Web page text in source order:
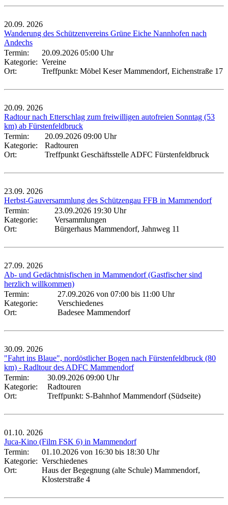
20.09. 2026
Wanderung des Schützenvereins Grüne Eiche Nannhofen nach
Andechs
Termin:
20.09.2026 05:00 Uhr
Kategorie: Vereine
Ort:
Treffpunkt: Möbel Keser Mammendorf, Eichenstraße 17
20.09. 2026
Radtour nach Etterschlag zum freiwilligen autofreien Sonntag (53
km) ab Fürstenfeldbruck
Termin:
20.09.2026 09:00 Uhr
Kategorie:
Radtouren
Ort:
Treffpunkt Geschäftsstelle ADFC Fürstenfeldbruck
23.09. 2026
Herbst-Gauversammlung des Schützengau FFB in Mammendorf
Termin:
23.09.2026 19:30 Uhr
Kategorie:
Versammlungen
Ort:
Bürgerhaus Mammendorf, Jahnweg 11
27.09. 2026
Ab- und Gedächtnisfischen in Mammendorf (Gastfischer sind
herzlich willkommen)
Termin:
27.09.2026 von 07:00 bis 11:00 Uhr
Kategorie:
Verschiedenes
Ort:
Badesee Mammendorf
30.09. 2026
"Fahrt ins Blaue", nordöstlicher Bogen nach Fürstenfeldbruck (80
km) - Radltour des ADFC Mammendorf
Termin:
30.09.2026 09:00 Uhr
Kategorie:
Radtouren
Ort:
Treffpunkt: S-Bahnhof Mammendorf (Südseite)
01.10. 2026
Juca-Kino (Film FSK 6) in Mammendorf
Termin:
01.10.2026 von 16:30 bis 18:30 Uhr
Kategorie: Verschiedenes
Ort:
Haus der Begegnung (alte Schule) Mammendorf,
Klosterstraße 4